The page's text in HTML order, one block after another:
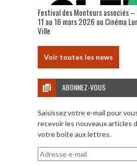
Festival des Monteurs associés
11 au 16 mars 2026 au Cinéma
Ville
Voir toutes les news
ABONNEZ-VOUS
Saisissez votre e-mail pour
recevoir les nouveaux articles
votre boite aux lettres.
Adresse
e-